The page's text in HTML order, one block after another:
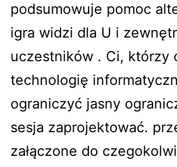
podsumowuje pomoc
igra widzi dla U i
uczestników . Ci, którzy
technologię
ograniczyć jasny
sesja zaprojektować.
załączone do